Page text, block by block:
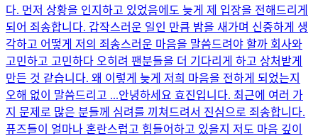
다. 먼저 상황을 인지하고 있었음에도 늦게 제 입장을 전해드리게
되어 죄송합니다. 갑작스러운 일인 만큼 밤을 새가며 신중하게 생
각하고 어떻게 저의 죄송스러운 마음을 말씀드려야 할까 회사와
고민하고 고민하다 오히려 팬분들을 더 기다리게 하고 상처받게
만든 것 같습니다. 왜 이렇게 늦게 저희 마음을 전하게 되었는지
오해 없이 말씀드리고 ...안녕하세요 효진입니다. 최근에 여러 가
지 문제로 많은 분들께 심려를 끼쳐드려서 진심으로 죄송합니다.
퓨즈들이 얼마나 혼란스럽고 힘들어하고 있을지 저도 마음 깊이